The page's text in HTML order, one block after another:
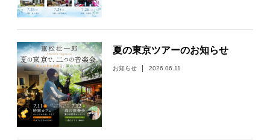
夏の東京ツアーのお知らせ
お知らせ 2026.06.11